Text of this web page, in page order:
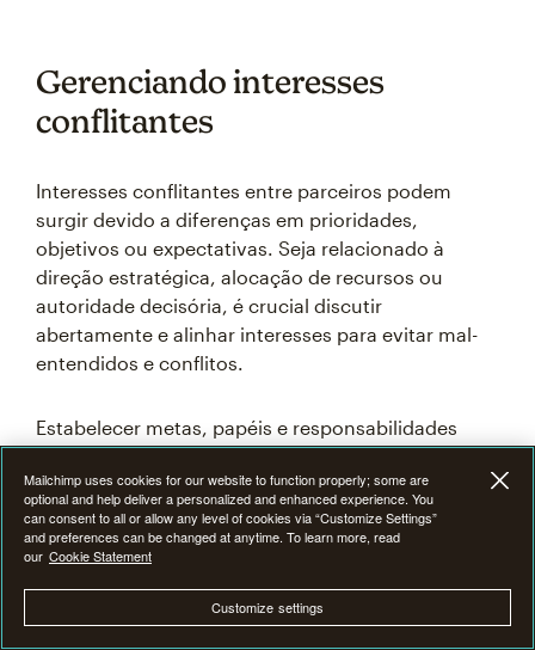
Gerenciando interesses
conflitantes
Interesses conflitantes entre parceiros podem
surgir devido a diferenças em prioridades,
objetivos ou expectativas. Seja relacionado à
direção estratégica, alocação de recursos ou
autoridade decisória, é crucial discutir
abertamente e alinhar interesses para evitar mal-
entendidos e conflitos.
Estabelecer metas, papéis e responsabilidades
claras pode ajudar a mitigar conflitos potenciais e
fomentar um senso compartilhado de propósito e
compromisso.
Garantindo alocação equitativa
Mailchimp uses cookies for our website to function properly; some are
optional and help deliver a personalized and enhanced experience. You
can consent to all or allow any level of cookies via “Customize Settings”
and preferences can be changed at anytime. To learn more, read
our Cookie Statement
Customize settings